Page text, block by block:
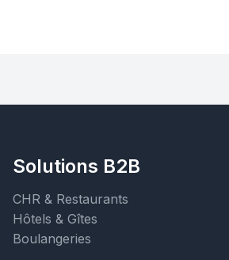
Solutions B2B
CHR & Restaurants
Hôtels & Gîtes
Boulangeries